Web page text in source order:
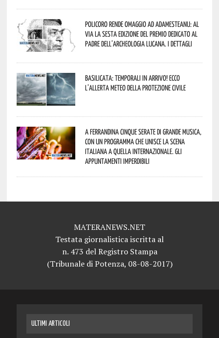
Policoro rende omaggio ad Adamesteanu: al
via la sesta edizione del Premio dedicato al
padre dell’archeologia lucana. I dettagli
Basilicata: temporali in arrivo! Ecco
l’allerta meteo della Protezione civile
A Ferrandina cinque serate di grande musica,
con un programma che unisce la scena
italiana a quella internazionale. Gli
appuntamenti imperdibili
MATERANEWS.NET
Testata giornalistica iscritta al
n. 473 del Registro Stampa
(Tribunale di Potenza, 08-08-2017)
ULTIMI ARTICOLI